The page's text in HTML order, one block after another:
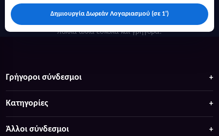
Δημιουργία Δωρεάν Λογαριασμού (σε 1')
πολλά άλλα ευκολα και γρήγορα!
Γρήγοροι σύνδεσμοι
Κατηγορίες
Άλλοι σύνδεσμοι